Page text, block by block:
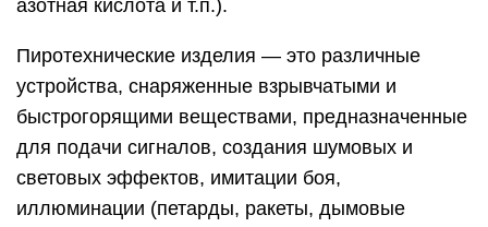
азотная кислота и т.п.).
Пиротехнические изделия — это различные
устройства, снаряженные взрывчатыми и
быстрогорящими веществами, предназначенные
для подачи сигналов, создания шумовых и
световых эффектов, имитации боя,
иллюминации (петарды, ракеты, дымовые